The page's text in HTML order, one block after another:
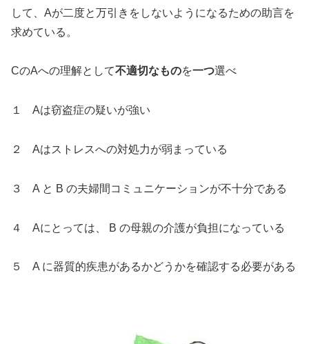
して、Aが二度と万引きをしないようになるための助言を
求めている。
CのAへの理解として不適切なものを一つ選べ
１ Aは窃盗症の疑いが強い
２ Aはストレスへの対処力が弱まっている
３ A と B の夫婦間コミュニケーションが不十分である
４ Aにとっては、 B の母親の介護が負担になっている
５ A に器質的疾患があるかどうかを確認する必要がある